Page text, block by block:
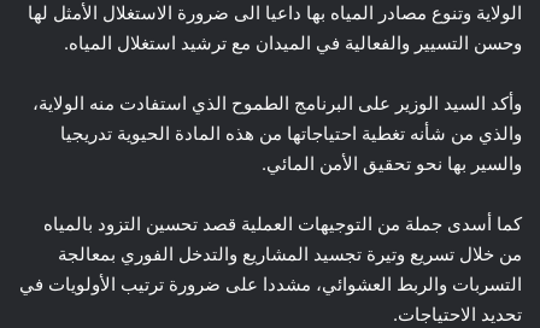
الولاية وتنوع مصادر المياه بها داعيا الى ضرورة الاستغلال الأمثل لها
وحسن التسيير والفعالية في الميدان مع ترشيد استغلال المياه.
وأكد السيد الوزير على البرنامج الطموح الذي استفادت منه الولاية،
والذي من شأنه تغطية احتياجاتها من هذه المادة الحيوية تدريجيا
والسير بها نحو تحقيق الأمن المائي.
كما أسدى جملة من التوجيهات العملية قصد تحسين التزود بالمياه
من خلال تسريع وتيرة تجسيد المشاريع والتدخل الفوري بمعالجة
التسربات والربط العشوائي، مشددا على ضرورة ترتيب الأولويات في
تحديد الاحتياجات.